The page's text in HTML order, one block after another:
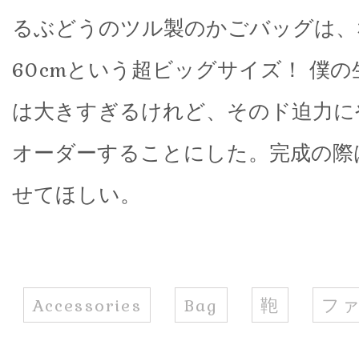
るぶどうのツル製のかごバッグは
60cmという超ビッグサイズ！ 僕
は大きすぎるけれど、そのド迫力
オーダーすることにした。完成の
せてほしい。
Accessories Bag 鞄 フ